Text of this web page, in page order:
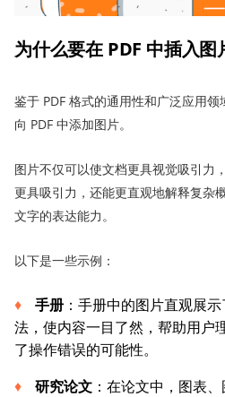
为什么要在 PDF 中插入图
鉴于 PDF 格式的通用性和广泛应用
向 PDF 中添加图片。
图片不仅可以使文档更具视觉吸引力
更具吸引力，还能更直观地解释复杂
文字的表达能力。
以下是一些示例：
手册 ：手册中的图片直观展
法，使内容一目了然，帮助用户
了操作错误的可能性。
研究论文 ：在论文中，图表